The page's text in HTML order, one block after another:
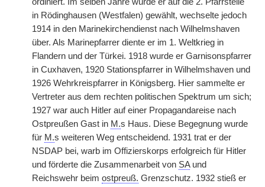
in Rödinghausen (Westfalen) gewählt, wechselte jedoch
1914 in den Marinekirchendienst nach Wilhelmshaven
über. Als Marinepfarrer diente er im 1. Weltkrieg in
Flandern und der Türkei. 1918 wurde er Garnisonspfarrer
in Cuxhaven, 1920 Stationspfarrer in Wilhelmshaven und
1926 Wehrkreispfarrer in Königsberg. Hier sammelte er
Vertreter aus dem rechten politischen Spektrum um sich;
1927 war auch Hitler auf einer Propagandareise nach
Ostpreußen Gast in M.s Haus. Diese Begegnung wurde
für M.s weiteren Weg entscheidend. 1931 trat er der
NSDAP bei, warb im Offizierskorps erfolgreich für Hitler
und förderte die Zusammenarbeit von SAund
Reichswehr beim ostpreuß. Grenzschutz. 1932 stieß er